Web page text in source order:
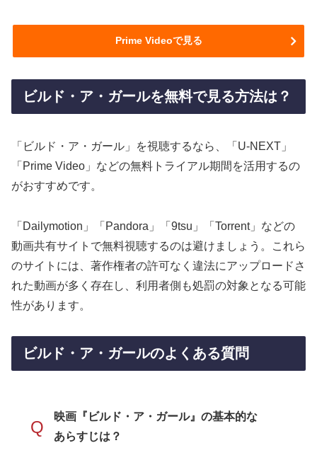
Prime Videoで見る
ビルド・ア・ガールを無料で見る方法は？
「ビルド・ア・ガール」を視聴するなら、「U-NEXT」
「Prime Video」などの無料トライアル期間を活用するの
がおすすめです。
「Dailymotion」「Pandora」「9tsu」「Torrent」などの
動画共有サイトで無料視聴するのは避けましょう。これら
のサイトには、著作権者の許可なく違法にアップロードさ
れた動画が多く存在し、利用者側も処罰の対象となる可能
性があります。
ビルド・ア・ガールのよくある質問
Q
映画『ビルド・ア・ガール』の基本的な
あらすじは？